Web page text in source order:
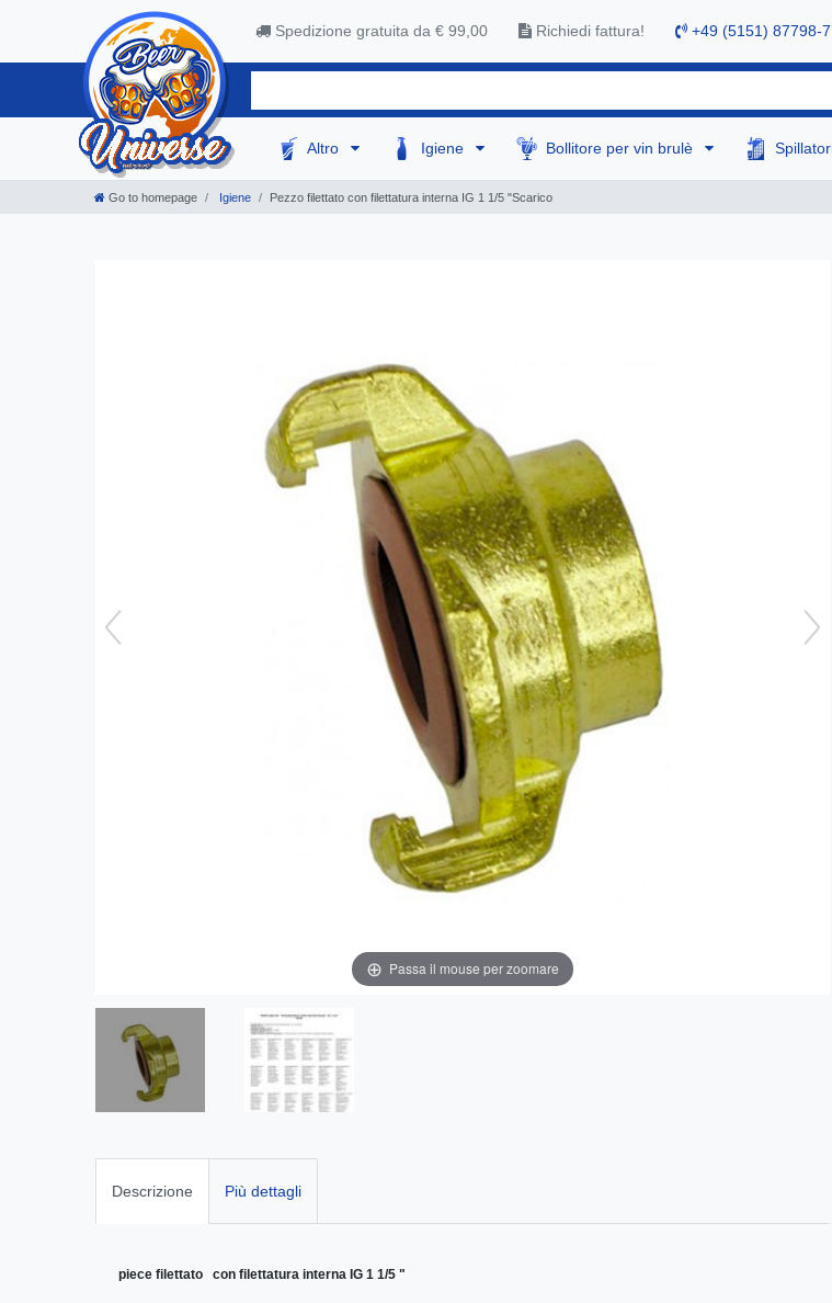
Spedizione gratuita da € 99,00 Richiedi fattura! +49 (5151) 87798-
Altro Igiene Bollitore per vin brulè
Go to homepage Igiene Pezzo filettato con filettatura interna IG 1 1/5 "Scarico
Passa il mouse per zoomare
Descrizione Più dettagli
piece filettato con filettatura interna IG 1 1/5 "